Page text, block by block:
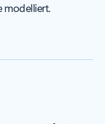
modelliert.